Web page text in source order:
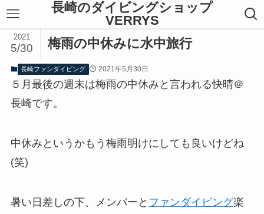
長崎のダイビングショップ
VERRYS
梅雨の中休みに水中旅行
2021
5/30
長崎ファンダイビング 2021年5月30日
５月最後の週末は梅雨の中休みと言われる快晴＠
長崎です。
中休みというかもう梅雨明けにしても良いけどね
(笑)
暑い日差しの下、メンバーと ファンダイビング楽